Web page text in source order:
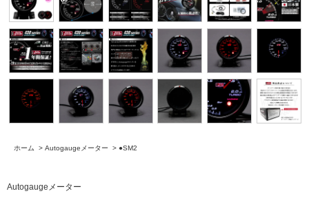
ホーム > Autogaugeメーター > ●SM2
Autogaugeメーター